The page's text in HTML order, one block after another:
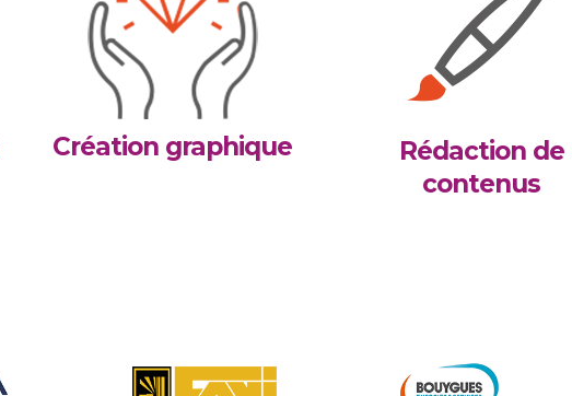
Création graphique
Rédaction de
contenus